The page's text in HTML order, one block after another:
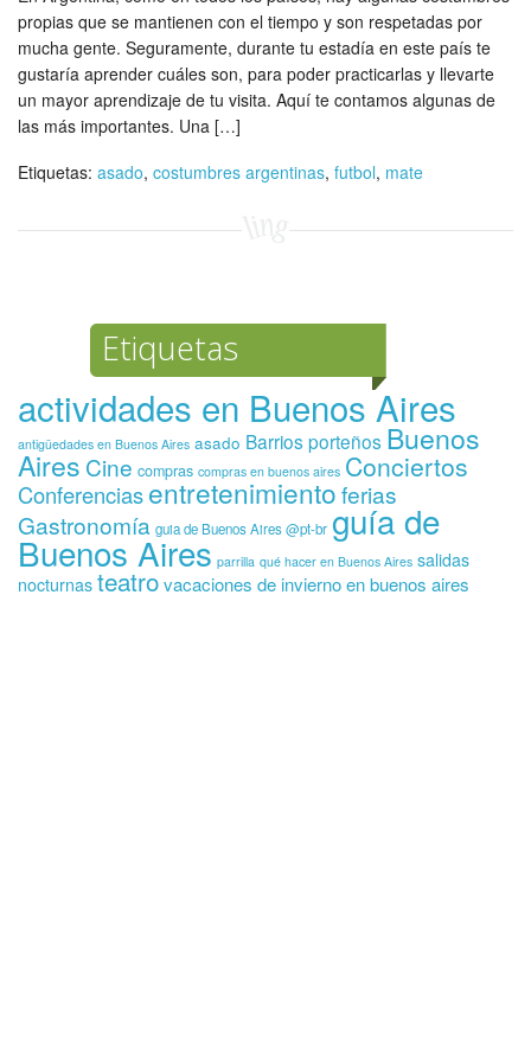
propias que se mantienen con el tiempo y son respetadas por
mucha gente. Seguramente, durante tu estadía en este país te
gustaría aprender cuáles son, para poder practicarlas y llevarte
un mayor aprendizaje de tu visita. Aquí te contamos algunas de
las más importantes. Una […]
Etiquetas: asado, costumbres argentinas, futbol, mate
Etiquetas
actividades en Buenos Aires
antigüedades en Buenos Aires asado Barrios porteños Buenos
Aires Cine compras compras en buenos aires Conciertos
Conferenciasentretenimientoferias
Gastronomía guia de Buenos Aires @pt-br guía de
Buenos Aires parrilla qué hacer en Buenos Aires salidas
nocturnas teatrovacaciones de invierno en buenos aires